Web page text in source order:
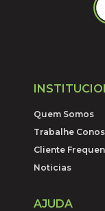
Quem Somos
Trabalhe
Cliente
Noticias
AJUDA